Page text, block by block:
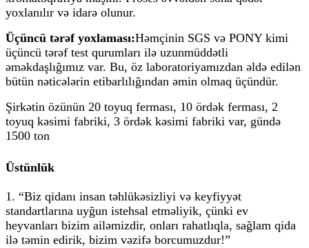
yoxlanılır və idarə olunur.
Üçüncü tərəf yoxlaması:Həmçinin SGS və PONY kimi
üçüncü tərəf test qurumları ilə uzunmüddətli
əməkdaşlığımız var. Bu, öz laboratoriyamızdan əldə edilən
bütün nəticələrin etibarlılığından əmin olmaq üçündür.
Şirkətin özünün 20 toyuq ferması, 10 ördək ferması, 2
toyuq kəsimi fabriki, 3 ördək kəsimi fabriki var, gündə
1500 ton
Üstünlük
1. “Biz qidanı insan təhlükəsizliyi və keyfiyyət
standartlarına uyğun istehsal etməliyik, çünki ev
heyvanları bizim ailəmizdir, onları rahatlıqla, sağlam qida
ilə təmin edirik, bizim vəzifə borcumuzdur!”